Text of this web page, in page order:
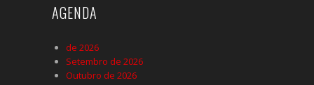
AGENDA
de 2026
Setembro de 2026
Outubro de 2026